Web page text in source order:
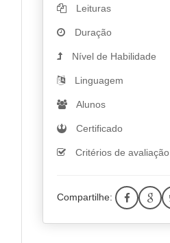
Leituras
Duração
Nível de Habilidade
Linguagem
Alunos
Certificado
Critérios de avaliação
Compartilhe: